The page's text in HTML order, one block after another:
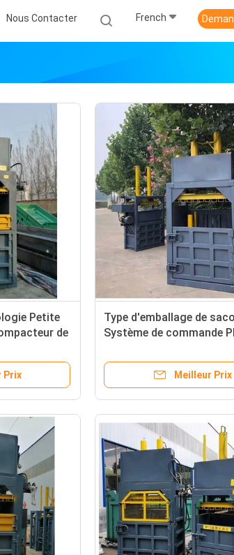
Nous Contacter French
Petite
de
Prix
Type d'emballage de
Système de commande
Meilleur Prix